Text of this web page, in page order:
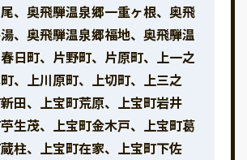
、奥飛騨温泉郷一重ヶ根、奥飛
、奥飛騨温泉郷福地、奥飛騨温
日町、片野町、片原町、上一之
、上川原町、上切町、上三之
田、上宝町荒原、上宝町岩井
生茂、上宝町金木戸、上宝町葛
柱、上宝町在家、上宝町下佐